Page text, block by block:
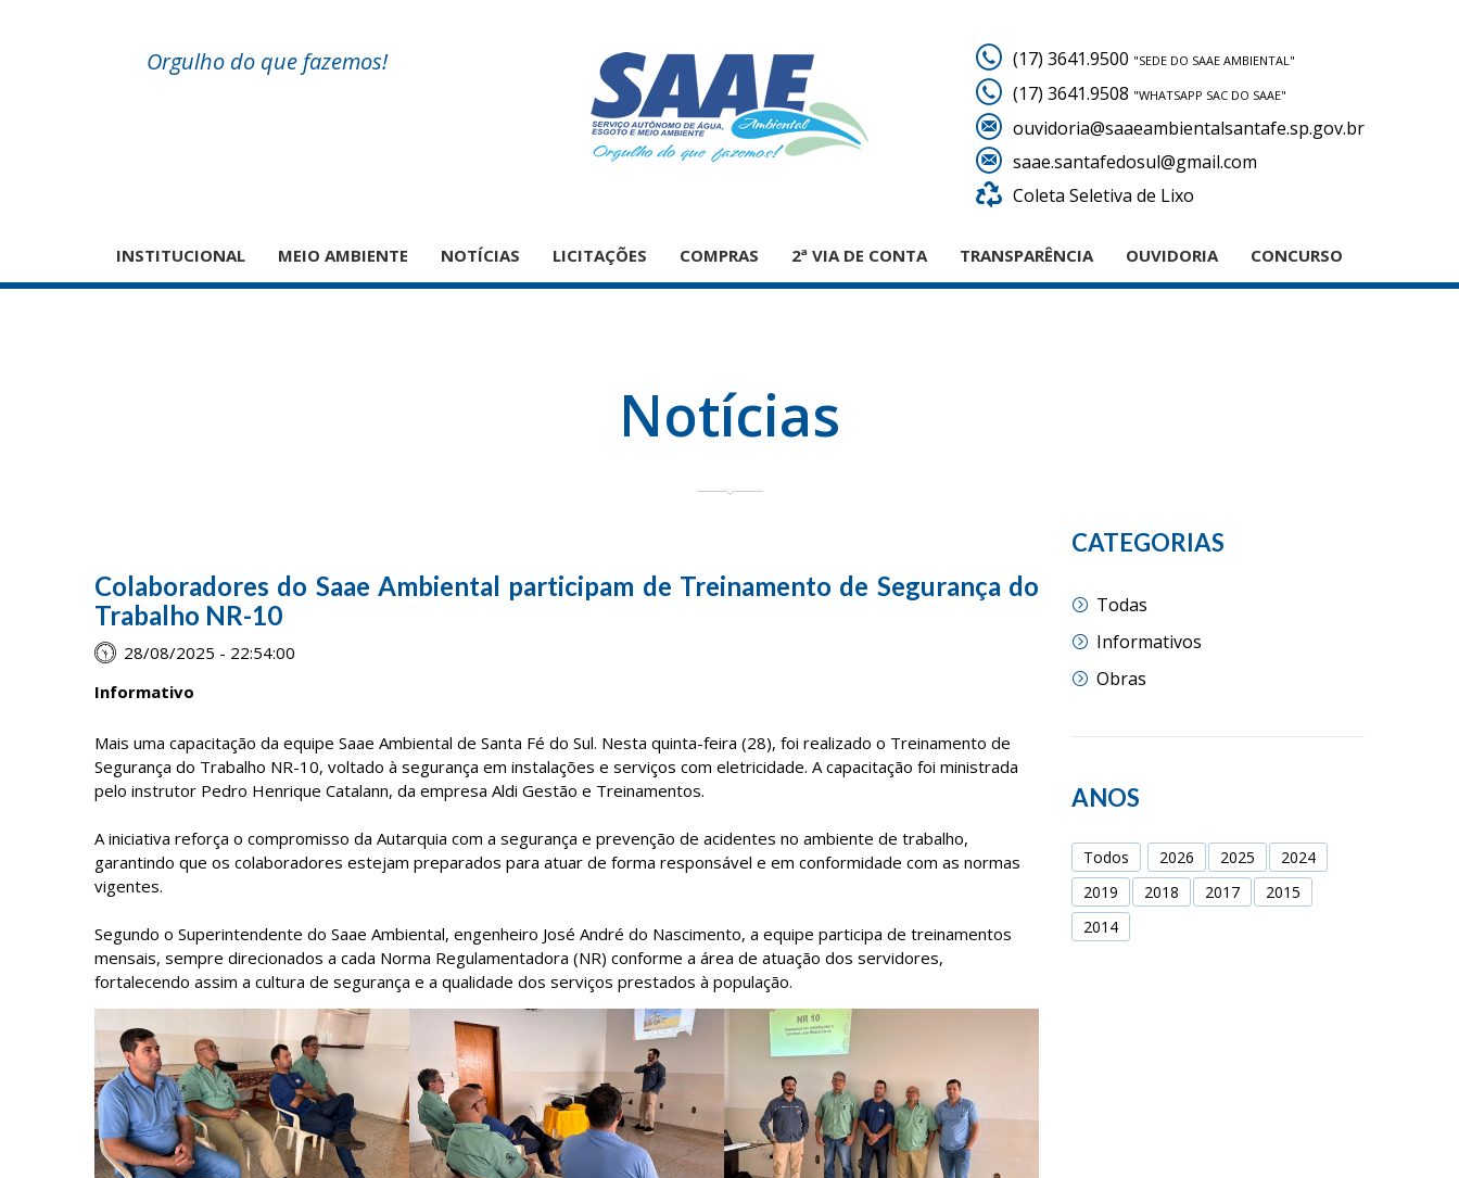
Orgulho do que fazemos! (17) 3641.9500 "SEDE DO SAAE AMBIENTAL"
(17) 3641.9508 "WHATSAPP SAC DO SAAE"
ouvidoria@saaeambientalsantafe.sp.gov.br
saae.santafedosul@gmail.com
Coleta Seletiva de Lixo
INSTITUCIONAL MEIO AMBIENTE NOTÍCIAS LICITAÇÕES COMPRAS 2ª VIA DE CONTA TRANSPARÊNCIA OUVIDORIA CONCURSO
Notícias
Colaboradores do Saae Ambiental participam de Treinamento de Segurança do
Trabalho NR-10
28/08/2025 - 22:54:00
Informativo
Mais uma capacitação da equipe Saae Ambiental de Santa Fé do Sul. Nesta quinta-feira (28), foi realizado o Treinamento de
Segurança do Trabalho NR-10, voltado à segurança em instalações e serviços com eletricidade. A capacitação foi ministrada
pelo instrutor Pedro Henrique Catalann, da empresa Aldi Gestão e Treinamentos.
A iniciativa reforça o compromisso da Autarquia com a segurança e prevenção de acidentes no ambiente de trabalho,
garantindo que os colaboradores estejam preparados para atuar de forma responsável e em conformidade com as normas
vigentes.
Segundo o Superintendente do Saae Ambiental, engenheiro José André do Nascimento, a equipe participa de treinamentos
mensais, sempre direcionados a cada Norma Regulamentadora (NR) conforme a área de atuação dos servidores,
fortalecendo assim a cultura de segurança e a qualidade dos serviços prestados à população.
CATEGORIAS
Todas
Informativos
Obras
ANOS
Todos 2026 2025
2024
2019
2018 2017
2015
2014